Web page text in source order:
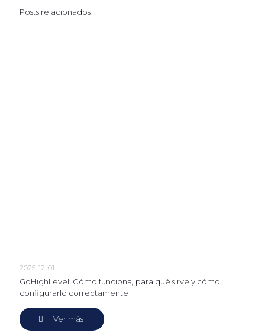
Posts relacionados
2025-12-01
GoHighLevel: Cómo funciona, para qué sirve y cómo
configurarlo correctamente
Ver más